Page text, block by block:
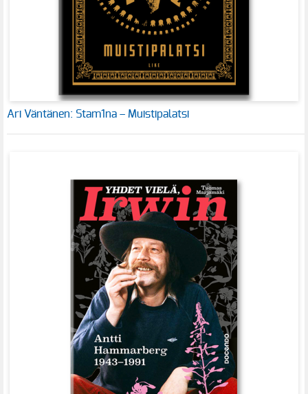
Ari Väntänen: Stam1na – Muistipalatsi